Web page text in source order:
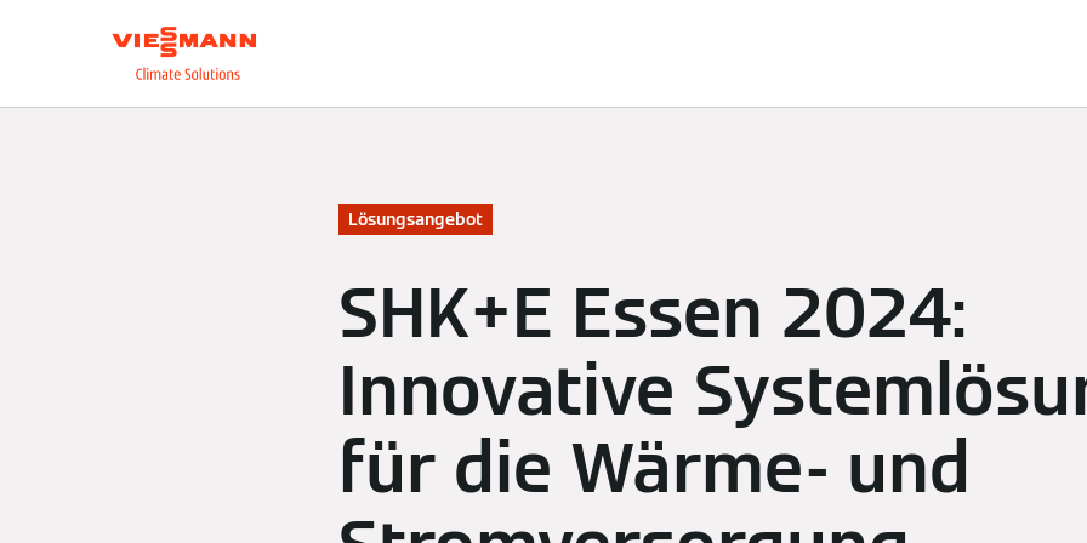
Lösungsangebot
SHK+E Essen 2024:
Innovative
für die Wärme- und